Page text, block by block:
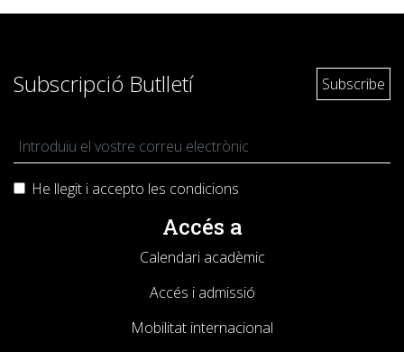
Subscripció Butlletí
He llegit i accepto les condicions
Accés a
Calendari acadèmic
Accés i admissió
Mobilitat internacional